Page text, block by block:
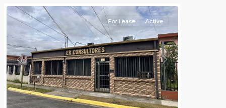
Previous Next
For Lease Active